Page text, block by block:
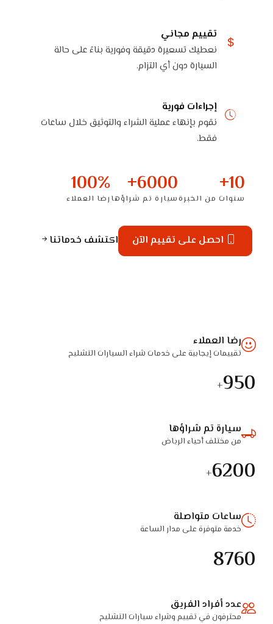
تقييم مجاني
نعطيك تسعيرة دقيقة وفورية بناءً على حالة
السيارة دون أي التزام.
إجراءات فورية
نقوم بإنهاء عملية الشراء والتوثيق خلال ساعات
فقط.
10+
سنوات من الخبرة
6000+
سيارة تم شراؤها
100%
رضا العملاء
احصل على تقييم الآن اكتشف خدماتنا
رضا العملاء
تقييمات إيجابية على خدمات شراء السيارات التشليح
950
+
سيارة تم شراؤها
من مختلف أحياء الرياض
6200
+
ساعات متواصلة
خدمة متوفرة على مدار الساعة
8760
عدد أفراد الفريق
محترفون في تقييم وشراء سيارات التشليح